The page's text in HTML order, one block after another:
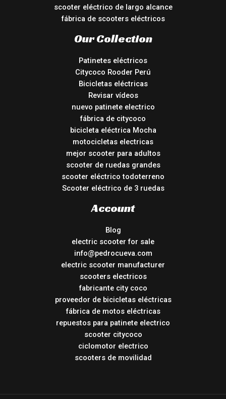
scooter eléctrico de largo alcance
fábrica de scooters eléctricos
Our Collection
Patinetes eléctricos
Citycoco Rooder Perú
Bicicletas eléctricas
Revisar vídeos
nuevo patinete electrico
fábrica de citycoco
bicicleta eléctrica Mocha
motocicletas electricas
mejor scooter para adultos
scooter de ruedas grandes
scooter eléctrico todoterreno
Scooter eléctrico de 3 ruedas
Account
Blog
electric scooter for sale
info@pedrocueva.com
electric scooter manufacturer
scooters electricos
fabricante city coco
proveedor de bicicletas eléctricas
fábrica de motos eléctricas
repuestos para patinete electrico
scooter citycoco
ciclomotor electrico
scooters de movilidad